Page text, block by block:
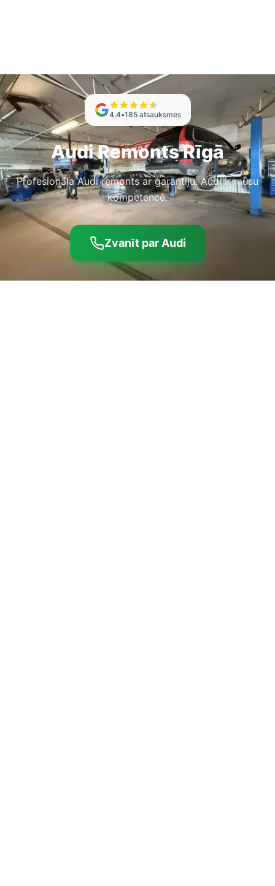
4.4•185 atsauksmes
Audi Remonts Rīgā
Profesionāla Audi remonts ar garantiju. Audi ir mūsu
kompetencē.
Zvanīt par Audi